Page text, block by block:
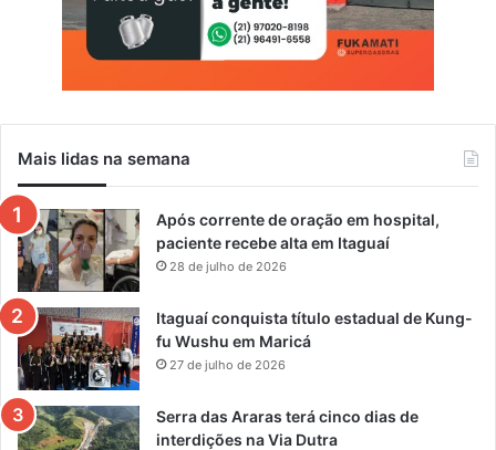
Mais lidas na semana
Após corrente de oração em hospital,
paciente recebe alta em Itaguaí
28 de julho de 2026
Itaguaí conquista título estadual de Kung-
fu Wushu em Maricá
27 de julho de 2026
Serra das Araras terá cinco dias de
interdições na Via Dutra